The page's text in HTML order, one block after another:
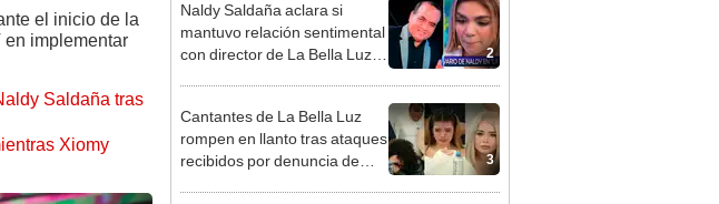
el inicio de la
implementar
Saldaña tras
Xiomy
tipo de ley”
2
Naldy Saldaña aclara si
mantuvo relación sentimental
con director de La Bella Luz
bajo”
3
Cantantes de La Bella Luz
rompen en llanto tras ataques
recibidos por denuncia de